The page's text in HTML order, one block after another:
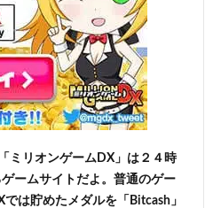
ミリオンゲームDX」は２４時
ームサイトだよ。普通のゲー
は貯めたメダルを「Bitcash」